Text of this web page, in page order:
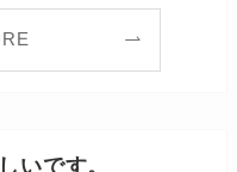
いです。